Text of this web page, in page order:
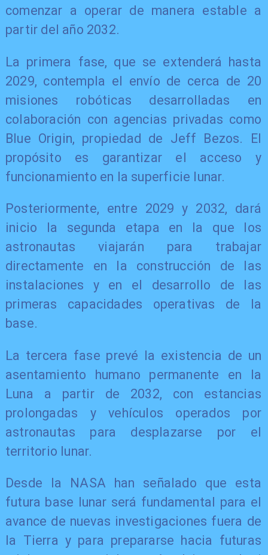
comenzar a operar de manera estable a
partir del año 2032.
La primera fase, que se extenderá hasta
2029, contempla el envío de cerca de 20
misiones robóticas desarrolladas en
colaboración con agencias privadas como
Blue Origin, propiedad de Jeff Bezos. El
propósito es garantizar el acceso y
funcionamiento en la superficie lunar.
Posteriormente, entre 2029 y 2032, dará
inicio la segunda etapa en la que los
astronautas viajarán para trabajar
directamente en la construcción de las
instalaciones y en el desarrollo de las
primeras capacidades operativas de la
base.
La tercera fase prevé la existencia de un
asentamiento humano permanente en la
Luna a partir de 2032, con estancias
prolongadas y vehículos operados por
astronautas para desplazarse por el
territorio lunar.
Desde la NASA han señalado que esta
futura base lunar será fundamental para el
avance de nuevas investigaciones fuera de
la Tierra y para prepararse hacia futuras